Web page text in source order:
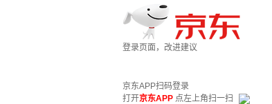
登录页面，改进建议
京东APP扫码登录
打开京东APP 点左上角扫一扫